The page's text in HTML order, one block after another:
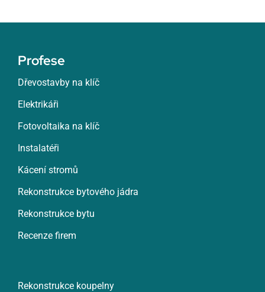
Profese
Dřevostavby na klíč
Elektrikáři
Fotovoltaika na klíč
Instalatéři
Kácení stromů
Rekonstrukce bytového jádra
Rekonstrukce bytu
Recenze firem
Rekonstrukce koupelny